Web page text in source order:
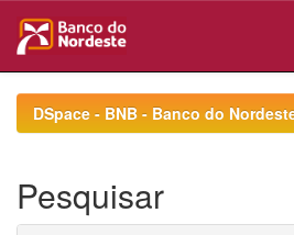
navigationDSpace - BNB - Banco do
Pesquisar